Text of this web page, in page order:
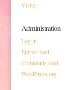
Visiter
Administration
Log in
Entries feed
Comments feed
WordPress.org